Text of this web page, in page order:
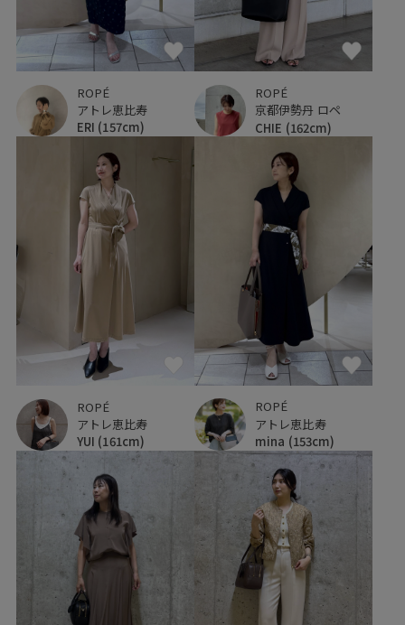
ROPÉ
アトレ恵比寿
ERI (157cm)
ROPÉ
京都伊勢丹 ロペ
CHIE (162cm)
ROPÉ
アトレ恵比寿
YUI (161cm)
ROPÉ
アトレ恵比寿
mina (153cm)